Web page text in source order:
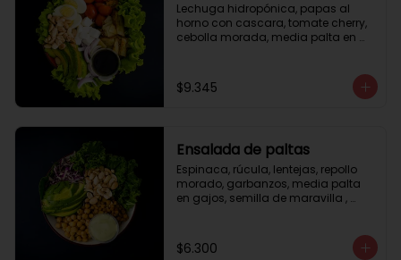
Lechuga hidropónica, papas al
horno con cascara, tomate cherry,
cebolla morada, media palta en
balsámica.
$9.345
Ensalada de paltas
Espinaca, rúcula, lentejas, repollo
morado, garbanzos, media palta
en gajos, semilla de maravilla ,
$6.300